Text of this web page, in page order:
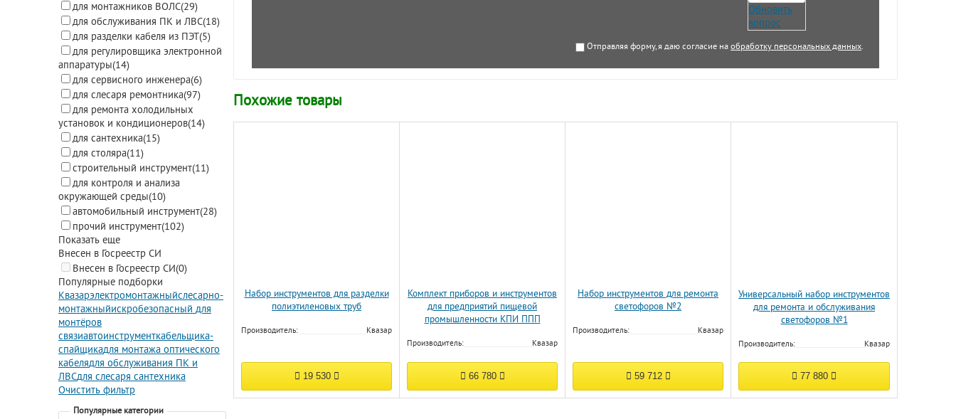
для монтажников ВОЛС(29)
для обслуживания ПК и ЛВС(18)
для разделки кабеля из ПЭТ(5)
для регулировщика электронной
аппаратуры(14)
для сервисного инженера(6)
для слесаря ремонтника(97)
для ремонта холодильных
установок и кондиционеров(14)
для сантехника(15)
для столяра(11)
строительный инструмент(11)
для контроля и анализа
окружающей среды(10)
автомобильный инструмент(28)
прочий инструмент(102)
Показать еще
Внесен в Госреестр СИ
Внесен в Госреестр СИ(0)
Популярные подборки
Квазарэлектромонтажныйслесарно-
монтажныйискробезопасный для
монтёров
связиавтоинструменткабельщика-
спайщикадля монтажа оптического
кабелядля обслуживания ПК и
ЛВСдля слесаря сантехника
Очистить фильтр
Популярные категории
Обновить
вопрос
Отправляя форму, я даю согласие на обработку персональных данных.
Похожие товары
Набор инструментов для разделки
полиэтиленовых труб
Производитель: Квазар
19 530
Комплект приборов и инструментов
для предприятий пищевой
промышленности КПИ ППП
Производитель: Квазар
66 780
Набор инструментов для ремонта
светофоров №2
Производитель: Квазар
59 712
Универсальный набор инструментов
для ремонта и обслуживания
светофоров №1
Производитель: Квазар
77 880